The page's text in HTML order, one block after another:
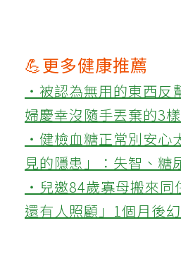
💪更多健康推薦
‧被認為無用的東西反
婦慶幸沒隨手丟棄的3
‧健檢血糖正常別安心
見的隱患」：失智、糖
‧兒邀84歲寡母搬來同
還有人照顧」1個月後